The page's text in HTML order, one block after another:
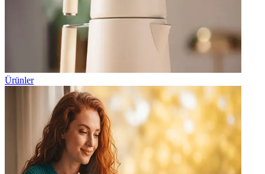
Ürünler